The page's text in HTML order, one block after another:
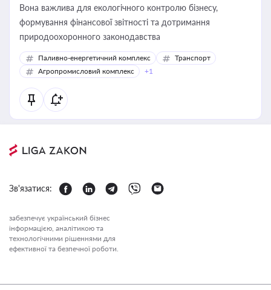
Вона важлива для екологічного контролю бізнесу,
формування фінансової звітності та дотримання
природоохоронного законодавства
Паливно-енергетичний комплекс
Транспорт
Агропромисловий комплекс
+1
Зв'язатися:
забезпечує український бізнес
інформацією, аналітикою та
технологічними рішеннями для
ефективної та безпечної роботи.